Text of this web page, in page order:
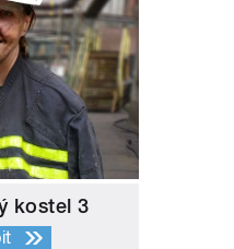
kostel 3